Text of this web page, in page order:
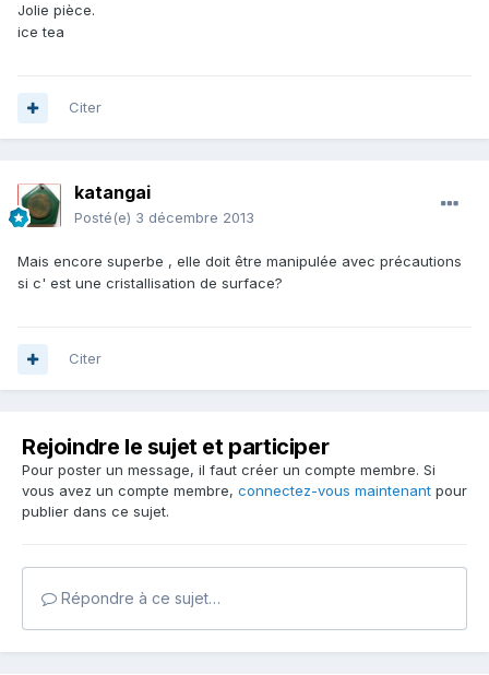
Jolie pièce.
ice tea
Citer
katangai
Posté(e) 3 décembre 2013
Mais encore superbe , elle doit être manipulée avec précautions
si c' est une cristallisation de surface?
Citer
Rejoindre le sujet et participer
Pour poster un message, il faut créer un compte membre. Si
vous avez un compte membre, connectez-vous maintenant pour
publier dans ce sujet.
Répondre à ce sujet…